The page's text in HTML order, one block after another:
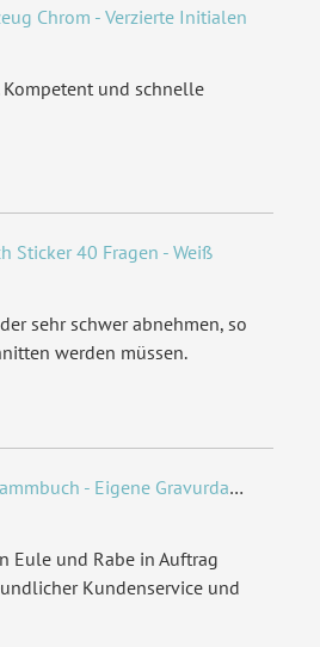
Chrom - Verzierte Initialen
Kompetent und schnelle
Sticker 40 Fragen - Weiß
sehr schwer abnehmen, so
werden müssen.
- Eigene Gravurdatei hochladen
Eule und Rabe in Auftrag
Kundenservice und